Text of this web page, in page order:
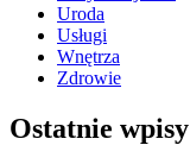
Uroda
Usługi
Wnętrza
Zdrowie
Ostatnie wpisy